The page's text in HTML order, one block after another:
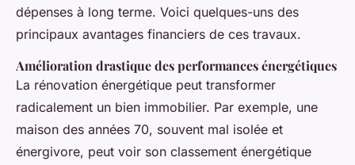
dépenses à long terme. Voici quelques-uns des
principaux avantages financiers de ces travaux.
Amélioration drastique des performances énergétiques
La rénovation énergétique peut transformer
radicalement un bien immobilier. Par exemple, une
maison des années 70, souvent mal isolée et
énergivore, peut voir son classement énergétique